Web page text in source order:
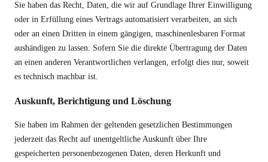
Sie haben das Recht, Daten, die wir auf Grundlage Ihrer Einwilligung
oder in Erfüllung eines Vertrags automatisiert verarbeiten, an sich
oder an einen Dritten in einem gängigen, maschinenlesbaren Format
aushändigen zu lassen. Sofern Sie die direkte Übertragung der Daten
an einen anderen Verantwortlichen verlangen, erfolgt dies nur, soweit
es technisch machbar ist.
Auskunft, Berichtigung und Löschung
Sie haben im Rahmen der geltenden gesetzlichen Bestimmungen
jederzeit das Recht auf unentgeltliche Auskunft über Ihre
gespeicherten personenbezogenen Daten, deren Herkunft und